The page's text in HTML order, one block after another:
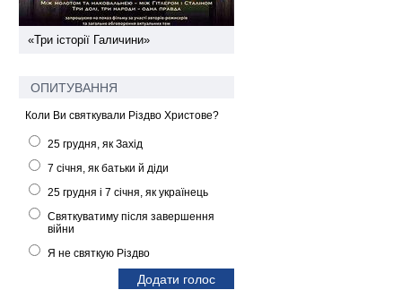
«Три історії Галичини»
ОПИТУВАННЯ
Коли Ви святкували Різдво Христове?
25 грудня, як Захід
7 січня, як батьки й діди
25 грудня і 7 січня, як українець
Святкуватиму після завершення
війни
Я не святкую Різдво